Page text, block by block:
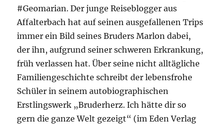
#Geomarian. Der junge Reiseblogger aus
Affalterbach hat auf seinen ausgefallenen Trips
immer ein Bild seines Bruders Marlon dabei,
der ihn, aufgrund seiner schweren Erkrankung,
früh verlassen hat. Über seine nicht alltägliche
Familiengeschichte schreibt der lebensfrohe
Schüler in seinem autobiographischen
Erstlingswerk „Bruderherz. Ich hätte dir so
gern die ganze Welt gezeigt“ (im Eden Verlag